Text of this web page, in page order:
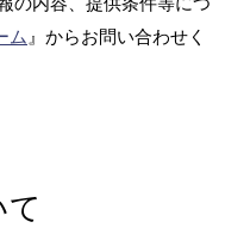
ム』からお問い合わせく